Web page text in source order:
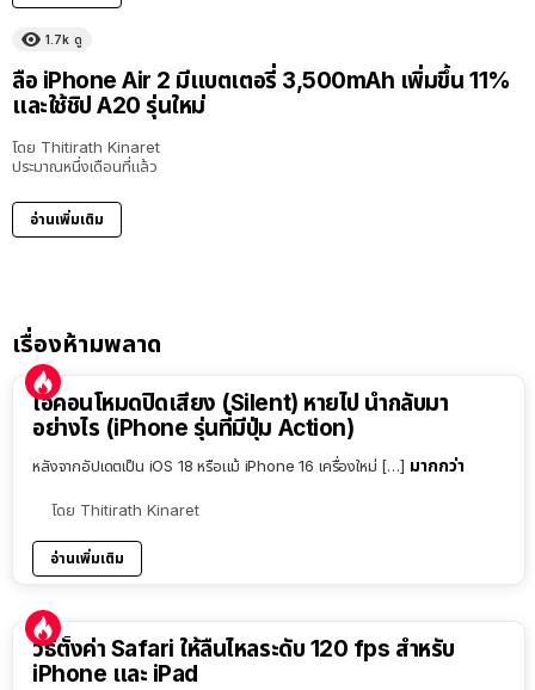
1.7k ดู
ลือ iPhone Air 2 มีแบตเตอรี่ 3,500mAh เพิ่มขึ้น 11%
และใช้ชิป A20 รุ่นใหม่
โดย Thitirath Kinaret
ประมาณหนึ่งเดือนที่แล้ว
อ่านเพิ่มเติม
เรื่องห้ามพลาด
ไอคอนโหมดปิดเสียง (Silent) หายไป นำกลับมา
อย่างไร (iPhone รุ่นที่มีปุ่ม Action)
หลังจากอัปเดตเป็น iOS 18 หรือแม้ iPhone 16 เครื่องใหม่ […] มากกว่า
โดย Thitirath Kinaret
อ่านเพิ่มเติม
วิธีตั้งค่า Safari ให้ลื่นไหลระดับ 120 fps สำหรับ
iPhone และ iPad